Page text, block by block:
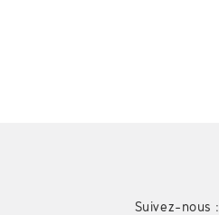
Suivez-nous :